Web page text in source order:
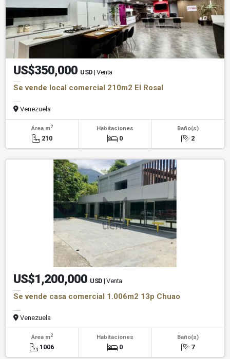
US$350,000 USD | Venta
Se vende local comercial 210m2 El Rosal
Venezuela
Área m2
210
Habitaciones
0
Baño(s)
2
US$1,200,000 USD | Venta
Se vende casa comercial 1.006m2 13p Chuao
Venezuela
Área m2
1006
Habitaciones
0
Baño(s)
7